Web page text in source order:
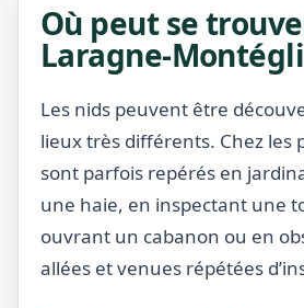
Où peut se
Laragne-
Les nids peuvent être
lieux très différents. Chez les
sont parfois repérés en
une haie, en inspectant une
ouvrant un cabanon ou en
allées et venues répétées